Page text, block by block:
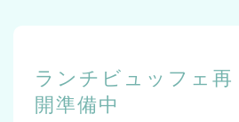
ランチビュッフェ再
開準備中